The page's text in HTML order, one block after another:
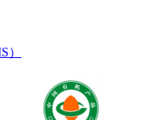
）